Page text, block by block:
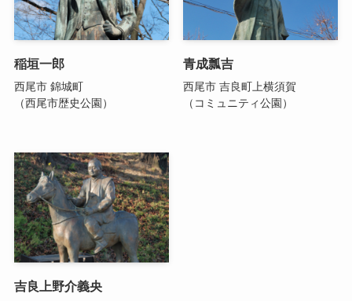
稲垣一郎
西尾市 錦城町
（西尾市歴史公園）
青成瓢吉
西尾市 吉良町上横須賀
（コミュニティ公園）
吉良上野介義央